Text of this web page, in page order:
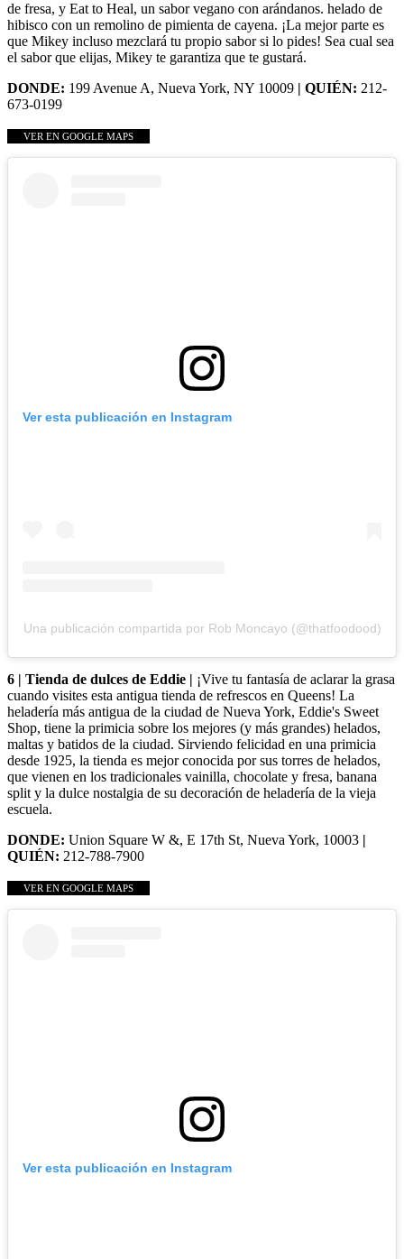
de fresa, y Eat to Heal, un sabor vegano con arándanos. helado de
hibisco con un remolino de pimienta de cayena. ¡La mejor parte es
que Mikey incluso mezclará tu propio sabor si lo pides! Sea cual sea
el sabor que elijas, Mikey te garantiza que te gustará.
DONDE: 199 Avenue A, Nueva York, NY 10009 | QUIÉN: 212-
673-0199
VER EN GOOGLE MAPS
Ver esta publicación en Instagram
Una publicación compartida por Rob Moncayo (@thatfoodood)
6 | Tienda de dulces de Eddie | ¡Vive tu fantasía de aclarar la grasa
cuando visites esta antigua tienda de refrescos en Queens! La
heladería más antigua de la ciudad de Nueva York, Eddie's Sweet
Shop, tiene la primicia sobre los mejores (y más grandes) helados,
maltas y batidos de la ciudad. Sirviendo felicidad en una primicia
desde 1925, la tienda es mejor conocida por sus torres de helados,
que vienen en los tradicionales vainilla, chocolate y fresa, banana
split y la dulce nostalgia de su decoración de heladería de la vieja
escuela.
DONDE: Union Square W &, E 17th St, Nueva York, 10003 |
QUIÉN: 212-788-7900
VER EN GOOGLE MAPS
Ver esta publicación en Instagram